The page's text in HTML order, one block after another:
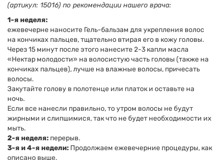
(артикул: 15016) по рекомендации нашего врача:
1-я неделя:
ежевечерне наносите Гель-бальзам для укрепления волос
на кончиках пальцев, тщательно втирая его в кожу головы.
Через 15 минут после этого нанесите 2-3 капли масла
«Нектар молодости» на волосистую часть головы (также на
кончиках пальцев), лучше на влажные волосы, причесать
волосы.
Закутайте голову в полотенце или платок и оставьте на
ночь.
Если все нанесли правильно, то утром волосы не будут
жирными и слипшимися, так что не будет необходимости их
мыть.
2-я неделя: перерыв.
3-я и 4-я недели: Продолжаем ежевечерние процедуры, как
описано выше.